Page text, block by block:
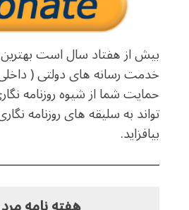
بیش از هفتاد سال است بهترین
خدمت رسانه های دولتی (
حمایت شما از شیوه روزنامه
تواند به سلیقه های روزنامه
بیافزاید.